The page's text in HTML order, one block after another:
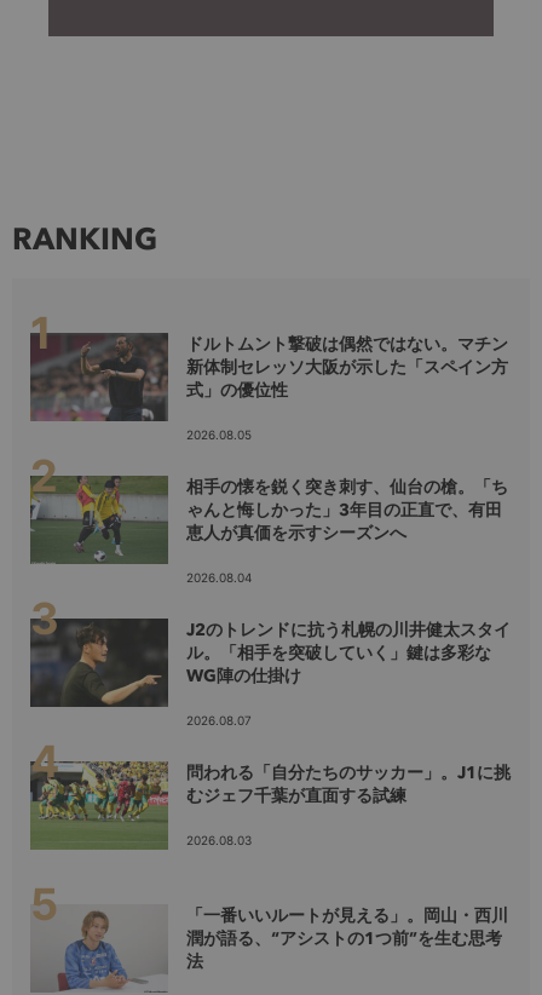
RANKING
ドルトムント撃破は偶然ではない。マチン
新体制セレッソ大阪が示した「スペイン方
式」の優位性
2026.08.05
相手の懐を鋭く突き刺す、仙台の槍。「ち
ゃんと悔しかった」3年目の正直で、有田
恵人が真価を示すシーズンへ
2026.08.04
J2のトレンドに抗う札幌の川井健太スタイ
ル。「相手を突破していく」鍵は多彩な
WG陣の仕掛け
2026.08.07
問われる「自分たちのサッカー」。J1に挑
むジェフ千葉が直面する試練
2026.08.03
「一番いいルートが見える」。岡山・西川
潤が語る、“アシストの1つ前”を生む思考
法